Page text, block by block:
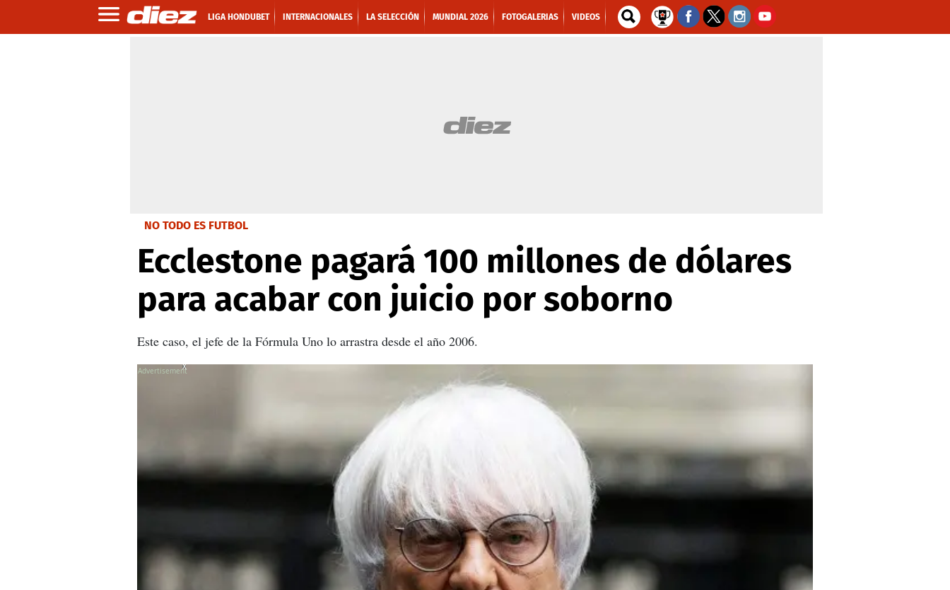
LIGA HONDUBET INTERNACIONALES LA SELECCIÓN MUNDIAL 2026 FOTOGALERIAS VIDEOS
NO TODO ES FUTBOL
Ecclestone pagará 100 millones de dólares
para acabar con juicio por soborno
Este caso, el jefe de la Fórmula Uno lo arrastra desde el año 2006.
X